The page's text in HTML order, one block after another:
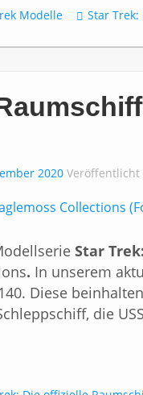
Modelle Star
2020
Star
. In unserem
Diese
die